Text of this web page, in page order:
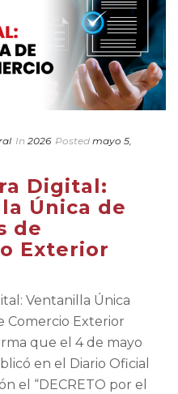
In 2026 Posted mayo 5,
Digital:
Única de
de
Exterior
Ventanilla Única
Comercio Exterior
que el 4 de mayo
en el Diario Oficial
el “DECRETO por el